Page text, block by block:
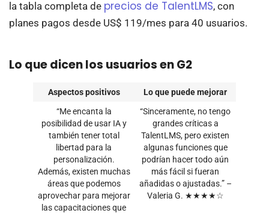
la tabla completa de precios de TalentLMS, con
planes pagos desde US$ 119/mes para 40 usuarios.
Lo que dicen los usuarios en G2
Aspectos positivos
Lo que puede mejorar
“Me encanta la
posibilidad de usar IA y
también tener total
libertad para la
personalización.
Además, existen muchas
áreas que podemos
aprovechar para mejorar
las capacitaciones que
“Sinceramente, no tengo
grandes críticas a
TalentLMS, pero existen
algunas funciones que
podrían hacer todo aún
más fácil si fueran
añadidas o ajustadas.” –
Valeria G. ★★★★☆